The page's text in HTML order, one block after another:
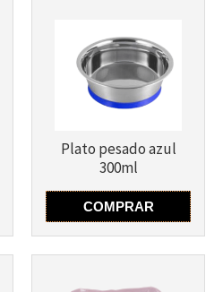
Plato pesado azul
300ml
COMPRAR
Más info